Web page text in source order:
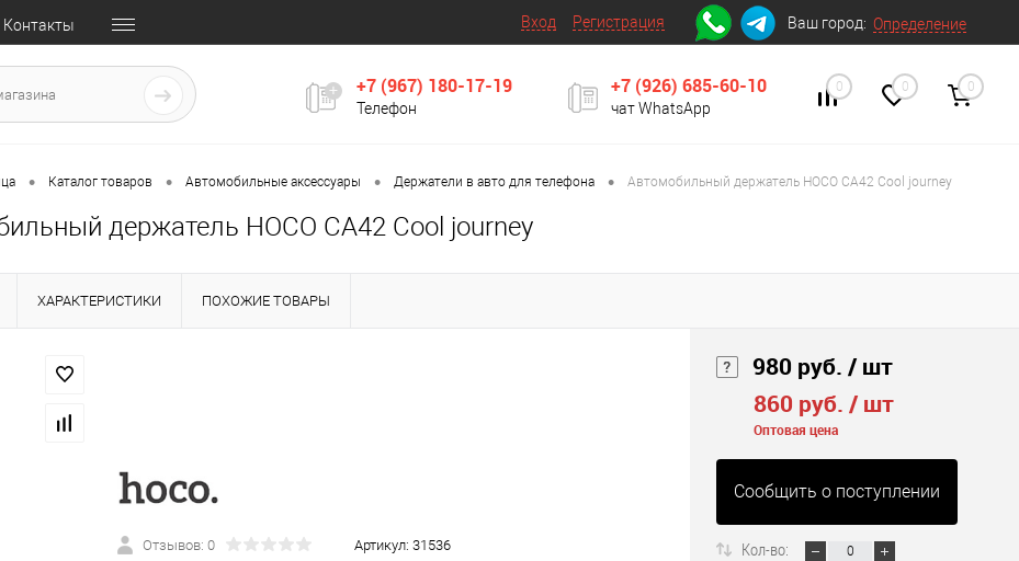
Контакты Вход Регистрация Ваш город: Определение
+7 (967) 180-17-19
Телефон
+7 (926) 685-60-10
чат WhatsApp
0 0 0
• Каталог товаров • Автомобильные аксессуары • Держатели в авто для телефона • Автомобильный держатель HOCO CA42 Cool journey
держатель HOCO CA42 Cool journey
ХАРАКТЕРИСТИКИ ПОХОЖИЕ ТОВАРЫ
Отзывов: 0 Артикул: 31536
980 руб. / шт
860 руб. / шт
Оптовая цена
Сообщить о поступлении
Кол-во: